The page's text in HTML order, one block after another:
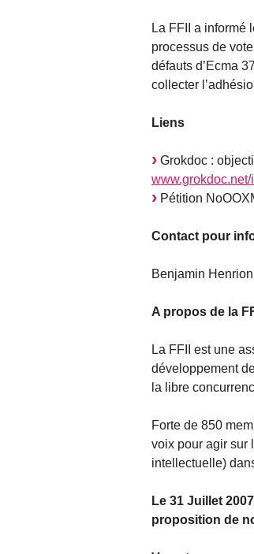
La FFII a informé
processus de
défauts d’Ecma
collecter
Liens
Grokdoc :
Pétition
Contact pour
Benjamin
A propos de la
La FFII est une
développement
la libre
Forte de 850
voix pour agir sur
intellectuelle)
Le 31 Juillet
proposition de